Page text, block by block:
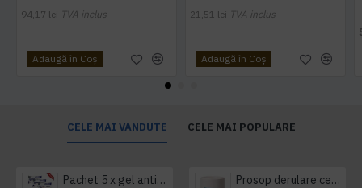
94,17 lei TVA inclus
Adaugă în Coş
21,51 lei TVA inclus
Adaugă în Coş
CELE MAI VANDUTE CELE MAI POPULARE
Pachet 5 x gel antibacterian 50ml si 3 x Servetele antibacteriene 48 buc Hygienium Prosop derulare centrala 1 pliu, 300 m Tork